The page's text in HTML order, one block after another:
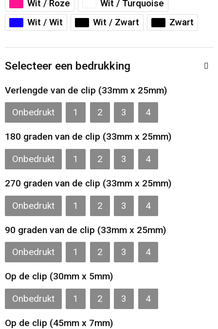
Promotietassen
Opvouwbare tassen
Sporttassen
Accessoires voor tassen
Strandtassen
Laptop hoezen en tassen
Wit / Roze
Wit / Turquoise
Wit / Wit
Wit / Zwart Zwart
Selecteer een bedrukking
Verlengde van de clip (33mm x 25mm)
Onbedrukt 1 2 3 4
180 graden van de clip (33mm x 25mm)
Onbedrukt 1 2 3 4
270 graden van de clip (33mm x 25mm)
Onbedrukt 1 2 3 4
90 graden van de clip (33mm x 25mm)
Onbedrukt 1 2 3 4
Op de clip (30mm x 5mm)
Onbedrukt 1 2 3 4
Op de clip (45mm x 7mm)